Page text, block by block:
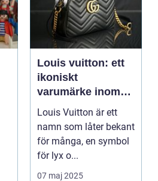
Louis vuitton: ett
ikoniskt
varumärke inom
modevärlden
Louis Vuitton är ett
namn som låter bekant
för många, en symbol
för lyx o...
07 maj 2025